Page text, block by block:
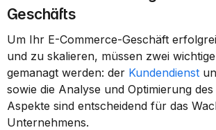
Geschäfts
Um Ihr E-Commerce-Geschäft
und zu skalieren, müssen zwei
gemanagt werden: der Kundendienst
sowie die Analyse und Optimierung des
Aspekte sind entscheidend für das
Unternehmens.